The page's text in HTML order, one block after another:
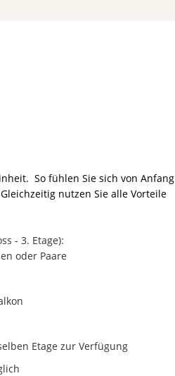
So fühlen Sie sich von Anfang
nutzen Sie alle Vorteile
- 3. Etage):
oder Paare
Etage zur Verfügung